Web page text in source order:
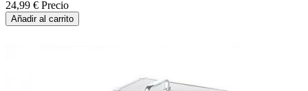
24,99 € Precio
Añadir al carrito